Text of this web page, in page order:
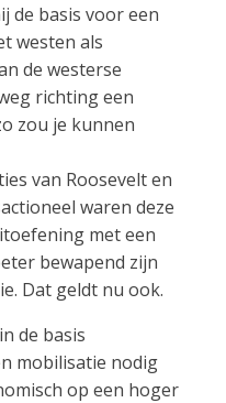
de basis voor een
westen als
de westerse
richting een
zou je kunnen
van Roosevelt en
waren deze
met een
bewapend zijn
Dat geldt nu ook.
de basis
mobilisatie nodig
op een hoger